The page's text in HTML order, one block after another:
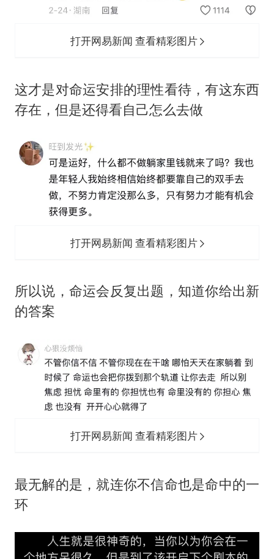
打开网易新闻 查看精彩图片
这才是对命运安排的理性看待，有这东西
存在，但是还得看自己怎么去做
打开网易新闻 查看精彩图片
所以说，命运会反复出题，知道你给出新
的答案
打开网易新闻 查看精彩图片
最无解的是，就连你不信命也是命中的一
环